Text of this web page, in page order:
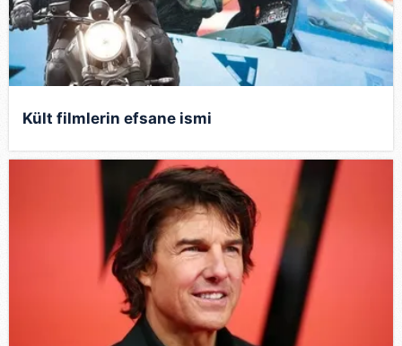
Kült filmlerin efsane ismi